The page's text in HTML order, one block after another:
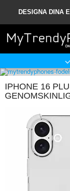
DESIGNA DINA
IPHONE 16